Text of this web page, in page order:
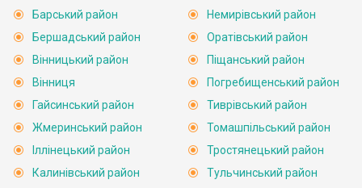
Барський район
Бершадський район
Вінницький район
Вінниця
Гайсинський район
Жмеринський район
Іллінецький район
Калинівський район
Немирівський район
Оратівський район
Піщанський район
Погребищенський район
Тиврівський район
Томашпільський район
Тростянецький район
Тульчинський район